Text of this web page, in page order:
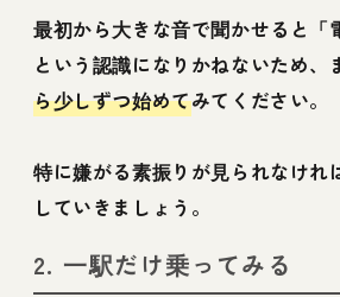
最初から大きな音で聞かせると「
という認識になりかねないため、
ら少しずつ始めてみてください。
特に嫌がる素振りが見られなけれ
していきましょう。
2. 一駅だけ乗ってみる